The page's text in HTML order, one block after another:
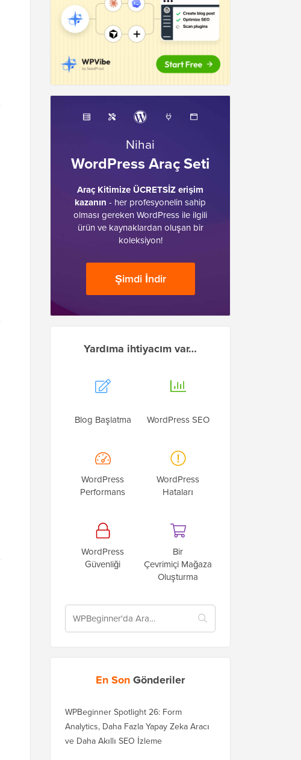
Nihai
WordPress Araç Seti
Araç Kitimize ÜCRETSİZ erişim
kazanın - her profesyonelin sahip
olması gereken WordPress ile ilgili
ürün ve kaynaklardan oluşan bir
koleksiyon!
Şimdi İndir
Yardıma ihtiyacım var…
Blog Başlatma WordPress SEO
WordPress
Performans
WordPress
Hataları
WordPress
Güvenliği
Bir
Çevrimiçi Mağaza
Oluşturma
En SonGönderiler
WPBeginner Spotlight 26: Form
Analytics, Daha Fazla Yapay Zeka Aracı
ve Daha Akıllı SEO İzleme